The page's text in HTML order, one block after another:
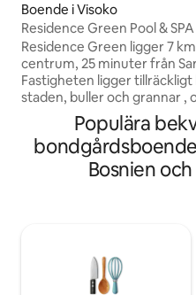
Boende i Visoko
Residence Green Pool & SPA
Residence Green ligger 7
centrum, 25 minuter från
Fastigheten ligger
staden, buller och grannar ,
atmosfären är lugn och
Avståndet till solens
minuters trevlig promenad
40 minuter kan du nå
du nå det 7 minuter med bil.
vintermånaderna är SPA-
uppvärmd Jakuzzi öppet.
Populära
Bosnien